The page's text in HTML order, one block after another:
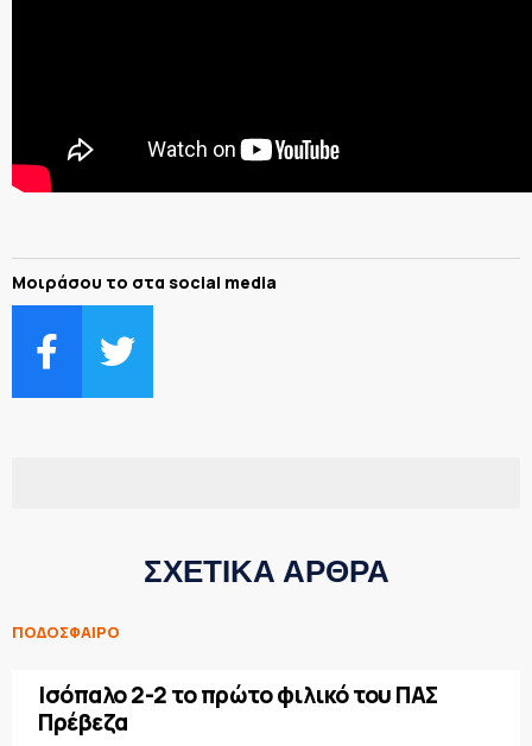
Μοιράσου το στα social media
ΣΧΕΤΙΚΑ ΑΡΘΡΑ
ΠΟΔΟΣΦΑΙΡΟ
Ισόπαλο 2-2 το πρώτο φιλικό του ΠΑΣ
Πρέβεζα